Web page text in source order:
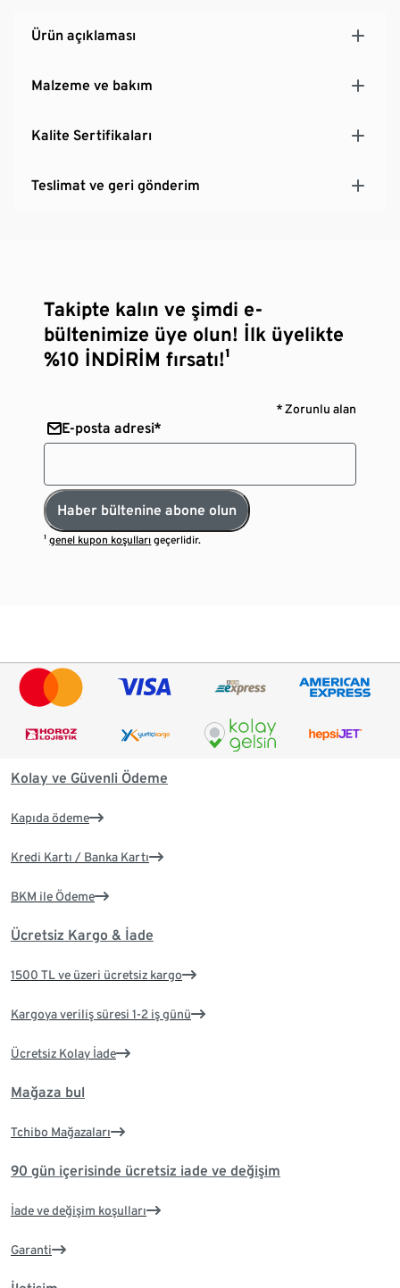
Ürün açıklaması
Malzeme ve bakım
Kalite Sertifikaları
Teslimat ve geri gönderim
Takipte kalın ve şimdi e-
bültenimize üye olun! İlk üyelikte
%10 İNDİRİM fırsatı!¹
* Zorunlu alan
E-posta adresi*
Haber bültenine abone olun
¹genel kupon koşulları geçerlidir.
Kolay ve Güvenli Ödeme
Kapıda ödeme
Kredi Kartı / Banka Kartı
BKM ile Ödeme
Ücretsiz Kargo & İade
1500 TL ve üzeri ücretsiz kargo
Kargoya veriliş süresi 1-2 iş günü
Ücretsiz Kolay İade
Mağaza bul
Tchibo Mağazaları
90 gün içerisinde ücretsiz iade ve değişim
İade ve değişim koşulları
Garanti